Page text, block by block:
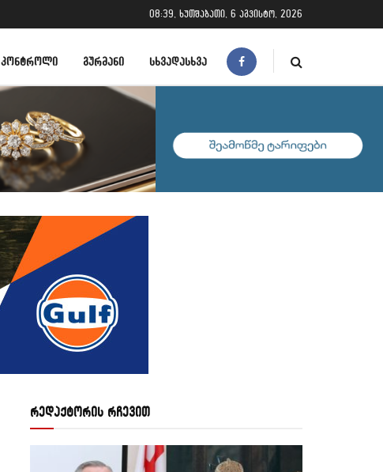
08:39, ხუთშაბათი, 6 აგვისტო, 2026
ᲙᲝᲜᲢᲠᲝᲚᲘ ᲒᲣᲠᲛᲐᲜᲘ ᲡᲮᲕᲐᲓᲐᲡᲮᲕᲐ
რედაქტორის რჩევით